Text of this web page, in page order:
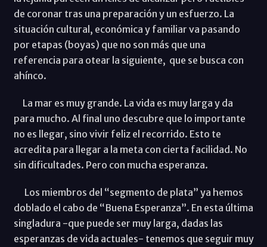
de coronar tras una preparación y un esfuerzo. La
situación cultural, económica y familiar va pasando
por etapas (boyas) que no son más que una
referencia para otear la siguiente, que se busca con
ahínco.
La mar es muy grande. La vida es muy larga y da
para mucho. Al final uno descubre que lo importante
no es llegar, sino vivir feliz el recorrido. Esto te
acredita para llegar a la meta con cierta facilidad. No
sin dificultades. Pero con mucha esperanza.
Los miembros del “segmento de plata” ya hemos
doblado el cabo de “Buena Esperanza”. En esta última
singladura -que puede ser muy larga, dadas las
esperanzas de vida actuales- tenemos que seguir muy